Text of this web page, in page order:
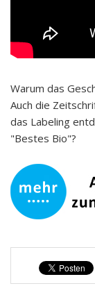
Warum das
Auch die
das Labeling
"Bestes Bio"?